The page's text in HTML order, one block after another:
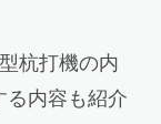
杭打機の内
る内容も紹介